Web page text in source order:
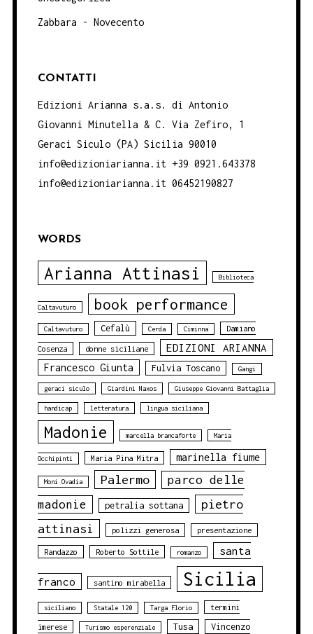
Zabbara - Novecento
CONTATTI
Edizioni Arianna s.a.s. di Antonio
Giovanni Minutella & C. Via Zefiro, 1
Geraci Siculo (PA) Sicilia 90010
info@edizioniarianna.it +39 0921.643378
info@edizioniarianna.it 06452190827
WORDS
Arianna Attinasi Biblioteca
Caltavuturo book performance
Caltavuturo Cefalù Cerda Ciminna Damiano
Cosenza donne siciliane EDIZIONI ARIANNA
Francesco Giunta Fulvia Toscano Gangi
geraci siculo Giardini Naxos Giuseppe Giovanni Battaglia
handicap letteratura lingua siciliana
Madonie marcella brancaforte Maria
Occhipinti Maria Pina Mitra marinella fiume
Moni Ovadia Palermo
parco delle
madonie
petralia sottana
pietro
attinasi
polizzi generosa presentazione
Randazzo Roberto Sottile romanzo santa
franco santino mirabella Sicilia
siciliano Statale 120 Targa Florio termini
imerese Turismo esperenziale Tusa Vincenzo